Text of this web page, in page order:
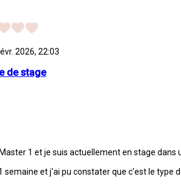
2026, 22:03
de stage
1 et je suis actuellement en stage
semaine et j'ai pu constater que c'est le type